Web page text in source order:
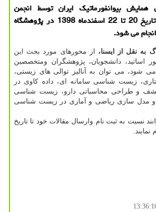
همایش بیوانفورماتیك ایران توسط انجمن
بیوانفورماتیك از تاریخ 20 تا 22 اسفندماه 1398 در پژوهشگاه
می شود.
به نقل از ایسنا،
از محورهای مورد بحث این
اساتید، دانشجویان، پژوهشگران ومتخصصین
شود، می توان به آنالیز توالی های زیستی،
زیست شناسی سامانه ای، داده كاوی در
و طراحی محاسباتی دارو، زیست شناسی
و مدل سازی ریاضی و آماری در زیست شناسی
نسبت به ثبت نام وارسال مقالات خود تا تاریخ